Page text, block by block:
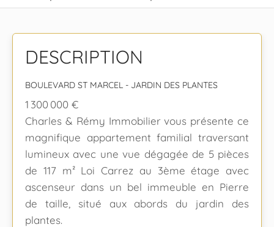
DESCRIPTION
BOULEVARD ST MARCEL - JARDIN DES PLANTES
1 300 000 €
Charles & Rémy Immobilier vous présente ce
magnifique appartement familial traversant
lumineux avec une vue dégagée de 5 pièces
de 117 m² Loi Carrez au 3ème étage avec
ascenseur dans un bel immeuble en Pierre
de taille, situé aux abords du jardin des
plantes.